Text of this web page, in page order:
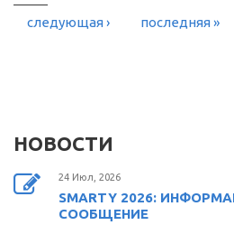
следующая › последняя »
НОВОСТИ
24 Июл, 2026
SMARTY 2026:
СООБЩЕНИЕ